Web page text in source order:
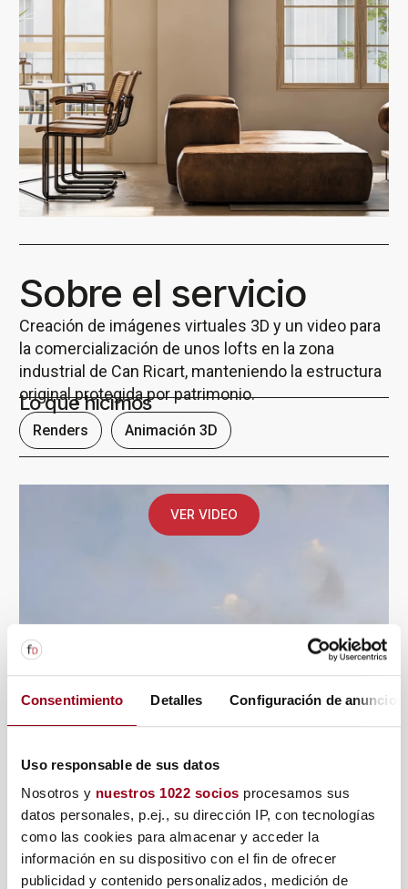
Consentimiento Detalles Configuración de anuncios
Uso responsable de sus datos
Nosotros y nuestros 1022 socios procesamos sus
datos personales, p.ej., su dirección IP, con tecnologías
como las cookies para almacenar y acceder la
información en su dispositivo con el fin de ofrecer
publicidad y contenido personalizados, medición de
Sobre el servicio
Creación de imágenes virtuales 3D y un video para
la comercialización de unos lofts en la zona
industrial de Can Ricart, manteniendo la estructura
original protegida por patrimonio.
Lo que hicimos
Renders Animación 3D
VER VIDEO